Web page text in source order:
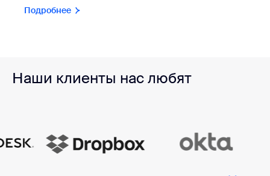
Подробнее
Наши клиенты нас любят